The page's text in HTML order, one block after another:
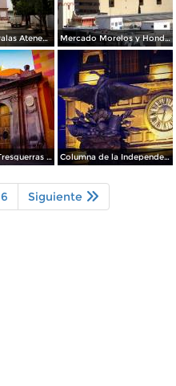
Obelisco del Palas Atenea Celaya Mercado Morelos y Honda al fondo
Mausoleo de Tresguerras / Capilla de los Dolores Columna de la Independencia de noche
6 Siguiente